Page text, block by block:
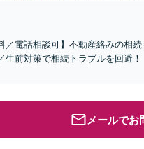
／電話相談可】不動産絡みの相
前対策で相続トラブルを回避
メールでお